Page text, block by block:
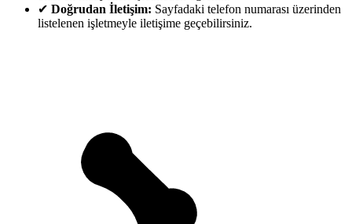
✔ Doğrudan İletişim: Sayfadaki telefon numarası üzerinden
listelenen işletmeyle iletişime geçebilirsiniz.